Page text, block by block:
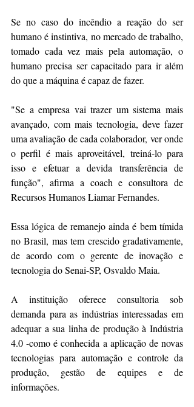
Se no caso do incêndio a reação do ser
humano é instintiva, no mercado de trabalho,
tomado cada vez mais pela automação, o
humano precisa ser capacitado para ir além
do que a máquina é capaz de fazer.
"Se a empresa vai trazer um sistema mais
avançado, com mais tecnologia, deve fazer
uma avaliação de cada colaborador, ver onde
o perfil é mais aproveitável, treiná-lo para
isso e efetuar a devida transferência de
função", afirma a coach e consultora de
Recursos Humanos Liamar Fernandes.
Essa lógica de remanejo ainda é bem tímida
no Brasil, mas tem crescido gradativamente,
de acordo com o gerente de inovação e
tecnologia do Senai-SP, Osvaldo Maia.
A instituição oferece consultoria sob
demanda para as indústrias interessadas em
adequar a sua linha de produção à Indústria
4.0 -como é conhecida a aplicação de novas
tecnologias para automação e controle da
produção, gestão de equipes e de
informações.